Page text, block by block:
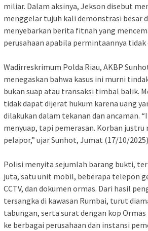
miliar. Dalam aksinya, Jekson disebut
menggelar tujuh kali demonstrasi besar
menyebarkan berita fitnah yang
perusahaan apabila permintaannya tidak
Wadirreskrimum Polda Riau, AKBP
menegaskan bahwa kasus ini murni
bukan suap atau transaksi timbal balik.
tidak dapat dijerat hukum karena uang
dilakukan dalam tekanan dan ancaman.
menyuap, tapi pemerasan. Korban justru
pelapor,” ujar Sunhot, Jumat (17/10/
Polisi menyita sejumlah barang bukti,
juta, satu unit mobil, beberapa telepon
CCTV, dan dokumen ormas. Dari hasil
tersangka di kawasan Rumbai, turut
tabungan, serta surat dengan kop
ke berbagai perusahaan dan instansi